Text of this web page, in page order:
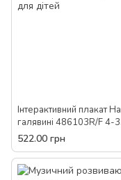
Інтерактивний плакат На
галявині 486103R/F 4-
розвиваюча іграшка для
522.00 грн